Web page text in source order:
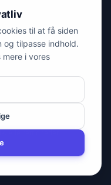
Alle rettigheder
til at få siden
og tilpasse indhold.
i vores